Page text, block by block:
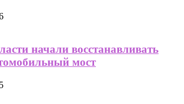
начали восстанавливать
мост